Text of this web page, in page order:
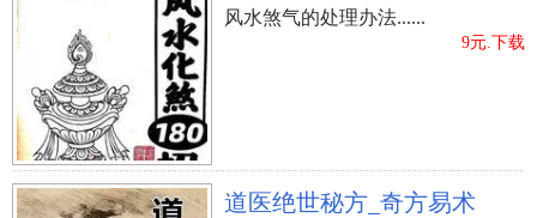
风水煞气的处理办法......
9元.下载
道医绝世秘方_奇方易术